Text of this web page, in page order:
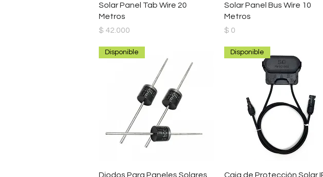
Vista rápida
Solar Panel Tab Wire 20
Metros
Precio
$ 42.000
Vista rápida
Solar Panel Bus Wire 10
Metros
Precio
$ 0
Vista rápida
Disponible
Diodos Para Paneles Solares Vista rápida
Disponible
Caja de Protección Solar